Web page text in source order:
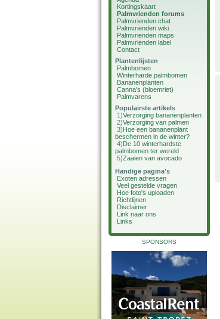
Kortingskaart
Palmvrienden forums
Palmvrienden chat
Palmvrienden wiki
Palmvrienden maps
Palmvrienden label
Contact
Plantenlijsten
Palmbomen
Winterharde palmbomen
Bananenplanten
Canna's (bloemriet)
Palmvarens
Populairste artikels
1)Verzorging bananenplanten
2)Verzorging van palmen
3)Hoe een bananenplant
beschermen in de winter?
4)De 10 winterhardste
palmbomen ter wereld
5)Zaaien van avocado
Handige pagina's
Exoten adressen
Veel gestelde vragen
Hoe foto's uploaden
Richtlijnen
Disclaimer
Link naar ons
Links
SPONSORS